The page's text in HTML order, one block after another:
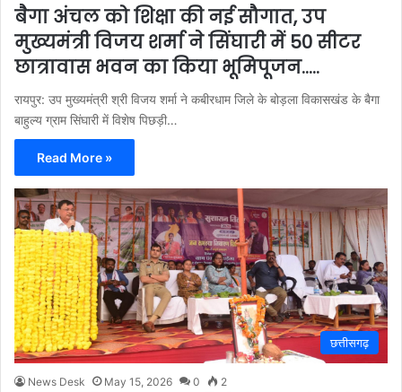
बैगा अंचल को शिक्षा की नई सौगात, उप
मुख्यमंत्री विजय शर्मा ने सिंघारी में 50 सीटर
छात्रावास भवन का किया भूमिपूजन…..
रायपुर: उप मुख्यमंत्री श्री विजय शर्मा ने कबीरधाम जिले के बोड़ला विकासखंड के बैगा
बाहुल्य ग्राम सिंघारी में विशेष पिछड़ी…
Read More »
छत्तीसगढ़
News Desk May 15, 2026 0 2